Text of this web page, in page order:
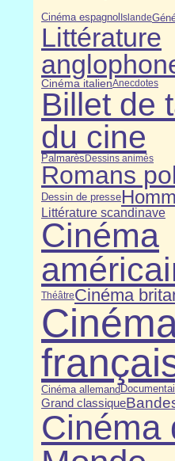
Cinéma espagnol Islande
Littérature
Cinéma italienAnecdotes
Billet de
du cine
Palmarès Dessins animés
Romans
Dessin de presse
Littérature scandinave
Cinéma
ThéâtreCinéma
Cinéma allemand
Grand classique
Cinéma